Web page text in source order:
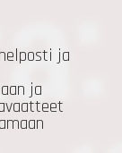
ja
ja